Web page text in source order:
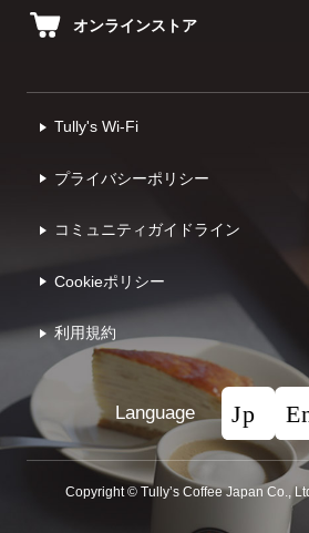
オンラインストア
Tully's Wi-Fi
プライバシーポリシー
コミュニティガイドライン
Cookieポリシー
利⽤規約
Language
Copyright © Tullyʼs Coffee Japan Co.,